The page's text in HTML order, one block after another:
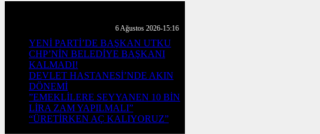
6 Ağustos 2026-15:16
YENİ PARTİ’DE BAŞKAN UTKU
CHP’NİN BELEDİYE BAŞKANI
KALMADI!
DEVLET HASTANESİ’NDE AKIN
DÖNEMİ
”EMEKLİLERE SEYYANEN 10 BİN
LİRA ZAM YAPILMALI”
“ÜRETİRKEN AÇ KALIYORUZ”